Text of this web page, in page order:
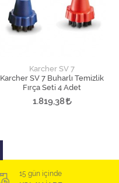
Karcher SV 7
Karcher SV 7 Buharlı Temizlik
Fırça Seti 4 Adet
1.819,38
15 gün içinde